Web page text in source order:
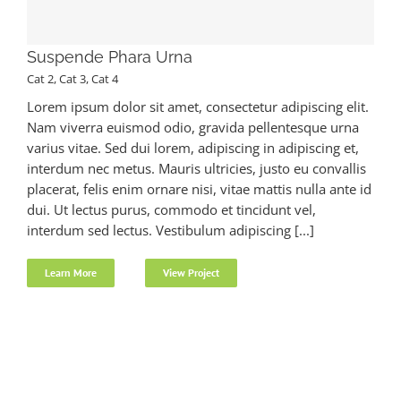
Suspende Phara Urna
Cat 2,Cat 3,Cat 4
Lorem ipsum dolor sit amet, consectetur adipiscing elit.
Nam viverra euismod odio, gravida pellentesque urna
varius vitae. Sed dui lorem, adipiscing in adipiscing et,
interdum nec metus. Mauris ultricies, justo eu convallis
placerat, felis enim ornare nisi, vitae mattis nulla ante id
dui. Ut lectus purus, commodo et tincidunt vel,
interdum sed lectus. Vestibulum adipiscing [...]
Learn More View Project